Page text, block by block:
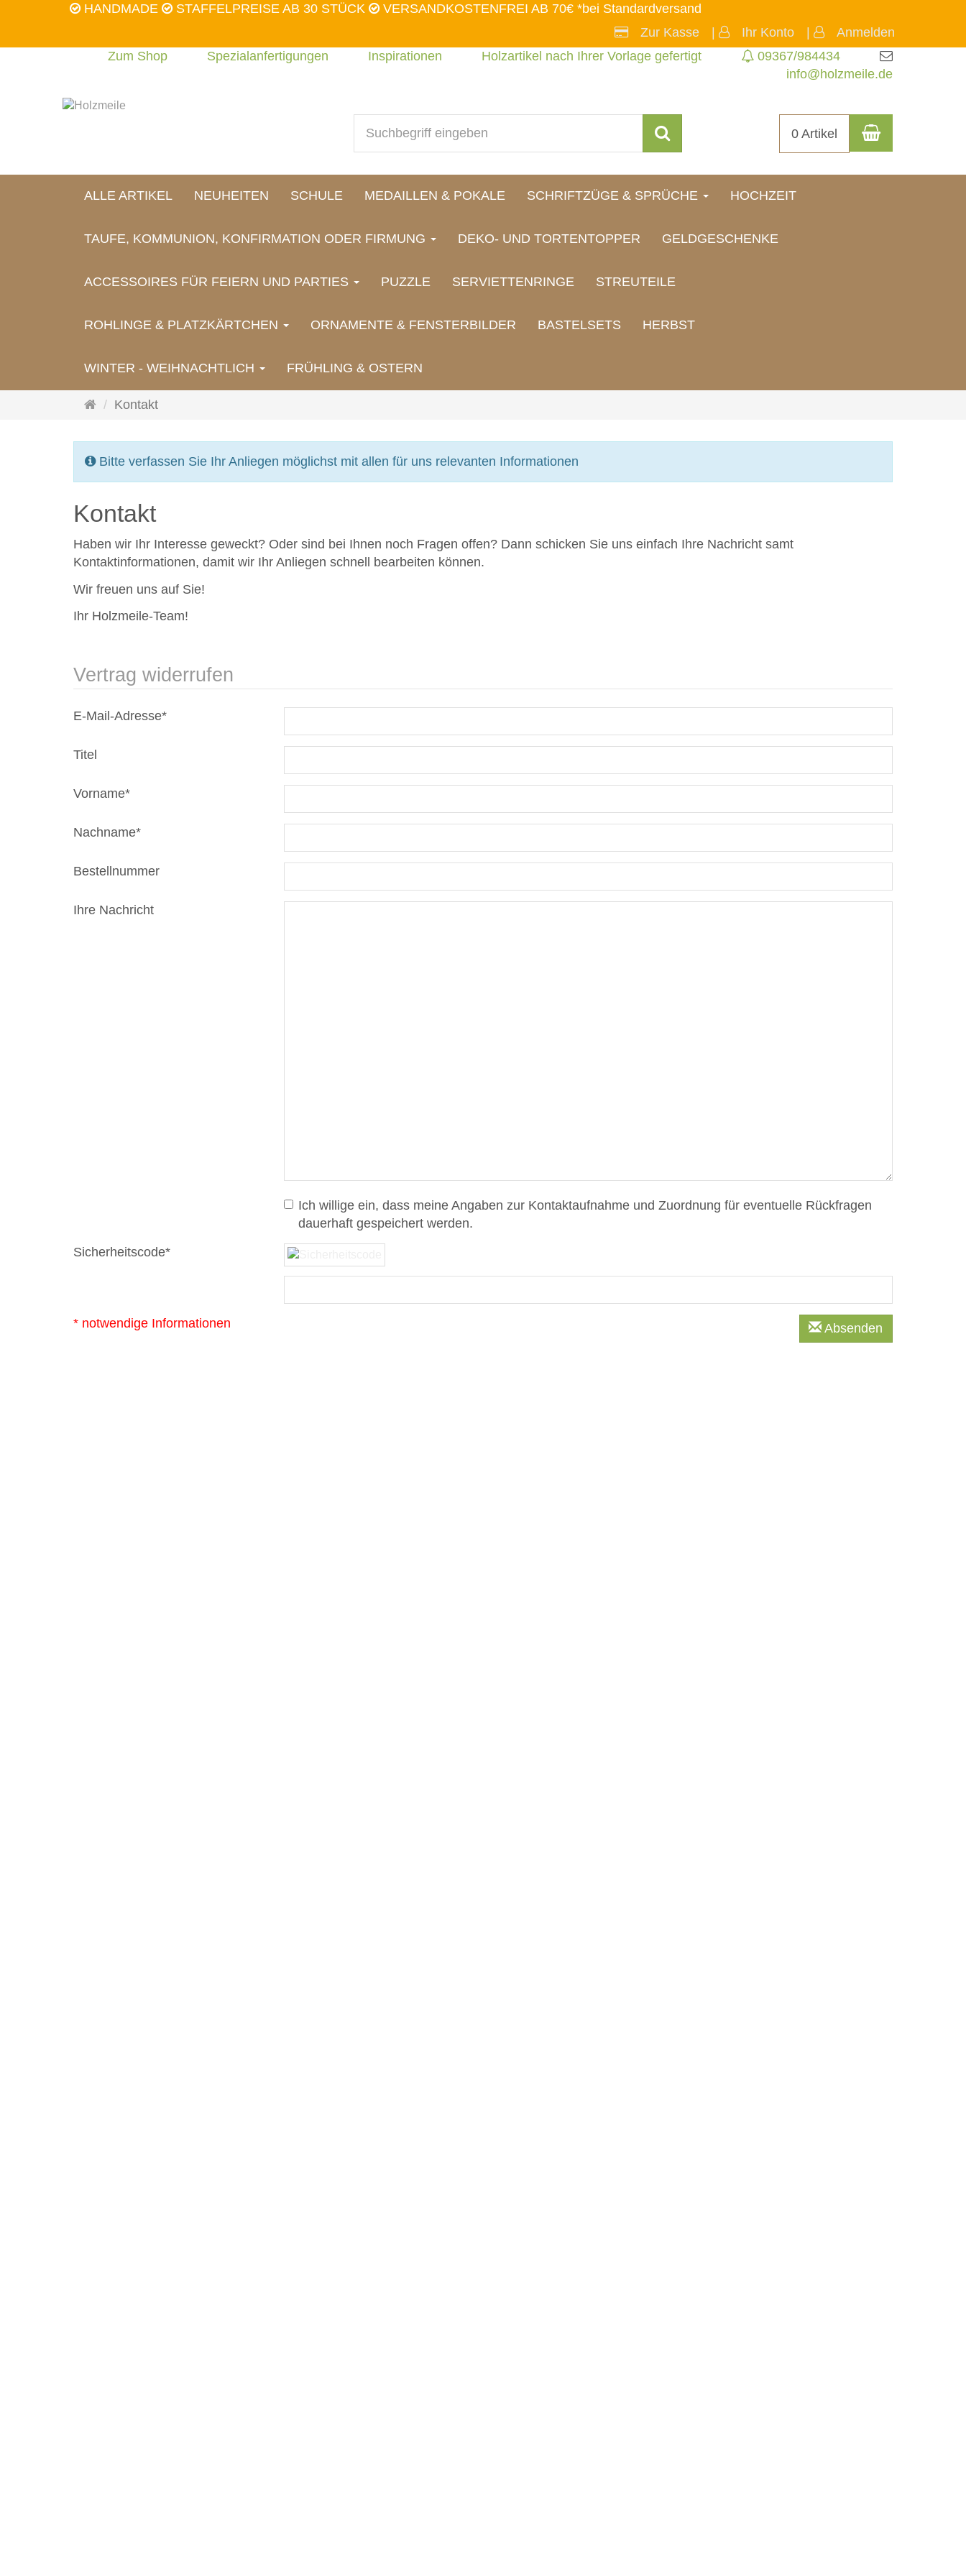
HANDMADE STAFFELPREISE AB 30 STÜCK
VERSANDKOSTENFREI AB 70€ *bei Standardversand
Zur Kasse
Ihr Konto
Anmelden
Zum Shop
Spezialanfertigungen Inspirationen Holzartikel nach Ihrer Vorlage gefertigt
09367/984434
info@holzmeile.de
0 Artikel Warenkorb
ALLE ARTIKEL NEUHEITEN SCHULE MEDAILLEN & POKALE SCHRIFTZÜGE & SPRÜCHE HOCHZEIT
TAUFE, KOMMUNION, KONFIRMATION ODER FIRMUNG DEKO- UND TORTENTOPPER GELDGESCHENKE
ACCESSOIRES FÜR FEIERN UND PARTIES PUZZLE SERVIETTENRINGE STREUTEILE
ROHLINGE & PLATZKÄRTCHEN ORNAMENTE & FENSTERBILDER BASTELSETS HERBST
WINTER - WEIHNACHTLICH FRÜHLING & OSTERN
Startseite
Kontakt
Bitte verfassen Sie Ihr Anliegen möglichst mit allen für uns relevanten Informationen
Kontakt
Haben wir Ihr Interesse geweckt? Oder sind bei Ihnen noch Fragen offen? Dann schicken Sie uns einfach Ihre Nachricht samt
Kontaktinformationen, damit wir Ihr Anliegen schnell bearbeiten können.
Wir freuen uns auf Sie!
Ihr Holzmeile-Team!
Vertrag widerrufen
E-Mail-Adresse*
Titel
Vorname*
Nachname*
Bestellnummer
Ihre Nachricht
Ich willige ein, dass meine Angaben zur Kontaktaufnahme und Zuordnung für eventuelle Rückfragen
dauerhaft gespeichert werden.
Sicherheitscode*
Absenden
* notwendige Informationen